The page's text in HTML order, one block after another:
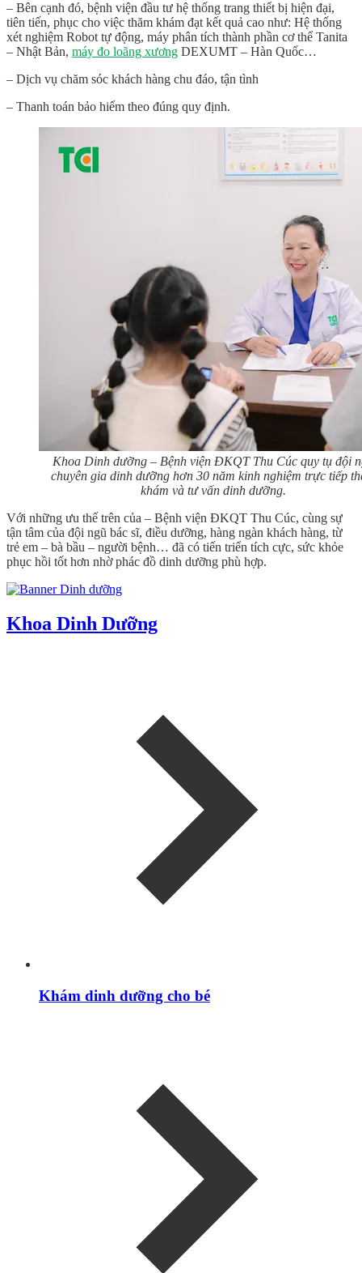
– Bên cạnh đó, bệnh viện đầu tư hệ thống trang thiết bị hiện đại,
tiên tiến, phục cho việc thăm khám đạt kết quả cao như: Hệ thống
xét nghiệm Robot tự động, máy phân tích thành phần cơ thể Tanita
– Nhật Bản, máy đo loãng xương DEXUMT – Hàn Quốc…
– Dịch vụ chăm sóc khách hàng chu đáo, tận tình
– Thanh toán bảo hiểm theo đúng quy định.
Khoa Dinh dưỡng – Bệnh viện ĐKQT Thu Cúc quy tụ đội
chuyên gia dinh dưỡng hơn 30 năm kinh nghiệm trực tiếp
khám và tư vấn dinh dưỡng.
Với những ưu thế trên của – Bệnh viện ĐKQT Thu Cúc, cùng sự
tận tâm của đội ngũ bác sĩ, điều dưỡng, hàng ngàn khách hàng, từ
trẻ em – bà bầu – người bệnh… đã có tiến triển tích cực, sức khỏe
phục hồi tốt hơn nhờ phác đồ dinh dưỡng phù hợp.
Khoa Dinh Dưỡng
Khám dinh dưỡng cho bé